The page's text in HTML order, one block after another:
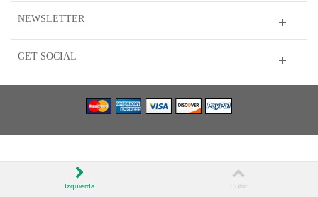
NEWSLETTER
GET SOCIAL
Izquierda Subir